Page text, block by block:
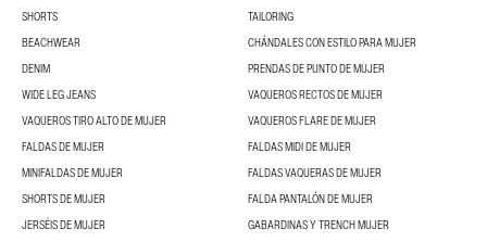
SHORTS
TAILORING
BEACHWEAR
CHÁNDALES CON ESTILO PARA MUJER
DENIM
PRENDAS DE PUNTO DE MUJER
WIDE LEG JEANS
VAQUEROS RECTOS DE MUJER
VAQUEROS TIRO ALTO DE MUJER
VAQUEROS FLARE DE MUJER
FALDAS DE MUJER
FALDAS MIDI DE MUJER
MINIFALDAS DE MUJER
FALDAS VAQUERAS DE MUJER
SHORTS DE MUJER
FALDA PANTALÓN DE MUJER
JERSÉIS DE MUJER
GABARDINAS Y TRENCH MUJER